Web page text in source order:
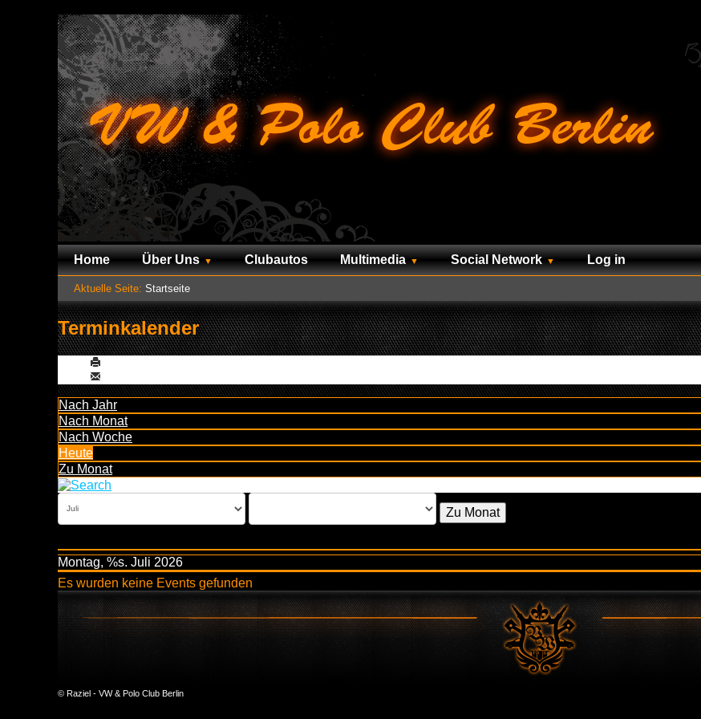
Home Über Uns Clubautos Multimedia Social Network Log in
Aktuelle Seite: Startseite
Terminkalender
Nach Jahr
Nach Monat
Nach Woche
Heute
Zu Monat
Zu Monat
Montag, %s. Juli 2026
Es wurden keine Events gefunden
© Raziel - VW & Polo Club Berlin